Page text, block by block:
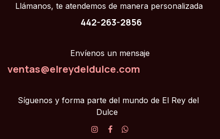
Llámanos, te atendemos de manera personalizada
442-263-2856
Envíenos un mensaje
ventas@elreydeldulce.com
Síguenos y forma parte del mundo de El Rey del
Dulce